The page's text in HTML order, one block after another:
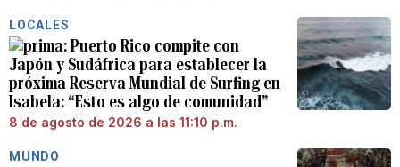
LOCALES
Puerto Rico compite con
Japón y Sudáfrica para establecer la
próxima Reserva Mundial de Surfing en
Isabela: “Esto es algo de comunidad”
8 de agosto de 2026 a las 11:10 p.m.
MUNDO